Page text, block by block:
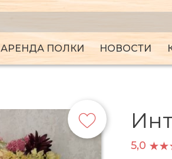
АРЕНДА ПОЛКИ НОВОСТИ
5,0